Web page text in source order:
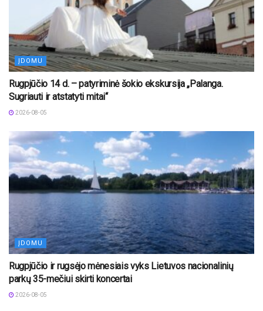
ĮDOMU
Rugpjūčio 14 d. – patyriminė šokio ekskursija „Palanga.
Sugriauti ir atstatyti mitai“
2026-08-05
ĮDOMU
Rugpjūčio ir rugsėjo mėnesiais vyks Lietuvos nacionalinių
parkų 35-mečiui skirti koncertai
2026-08-05